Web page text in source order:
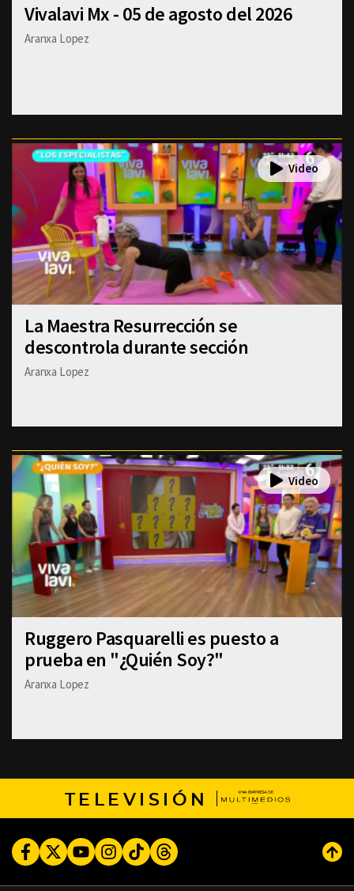
Vivalavi Mx - 05 de agosto del 2026
Aranxa Lopez
La Maestra Resurrección se
descontrola durante sección
Aranxa Lopez
Ruggero Pasquarelli es puesto a
prueba en "¿Quién Soy?"
Aranxa Lopez
TELEVISIÓN
FacebookTwitterYoutubeInstagram
TikTokThreads